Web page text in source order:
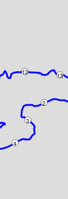
4
12
2
3
13